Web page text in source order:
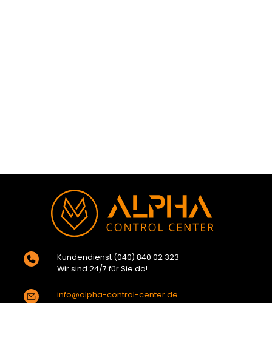
Kundendienst (040) 840 02 323
Wir sind 24/7 für Sie da!
info@alpha-control-center.de